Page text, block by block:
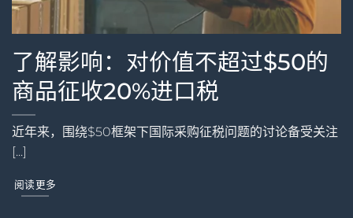
了解影响：对价值不超过$50的
商品征收20%进口税
近年来，围绕$50框架下国际采购征税问题的讨论备受关注
[...]
阅读更多